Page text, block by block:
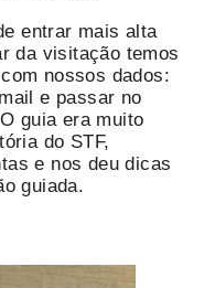
entrar mais alta
da visitação temos
nossos dados:
e passar no
guia era muito
do STF,
e nos deu dicas
guiada.